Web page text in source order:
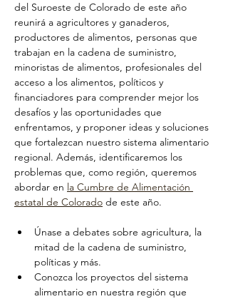
del Suroeste de Colorado de este año
reunirá a agricultores y ganaderos,
productores de alimentos, personas que
trabajan en la cadena de suministro,
minoristas de alimentos, profesionales del
acceso a los alimentos, políticos y
financiadores para comprender mejor los
desafíos y las oportunidades que
enfrentamos, y proponer ideas y soluciones
que fortalezcan nuestro sistema alimentario
regional. Además, identificaremos los
problemas que, como región, queremos
abordar en la Cumbre de Alimentación
estatal de Colorado de este año.
Únase a debates sobre agricultura, la
mitad de la cadena de suministro,
políticas y más.
Conozca los proyectos del sistema
alimentario en nuestra región que